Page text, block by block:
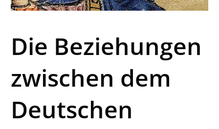
Die Beziehungen
zwischen dem
Deutschen